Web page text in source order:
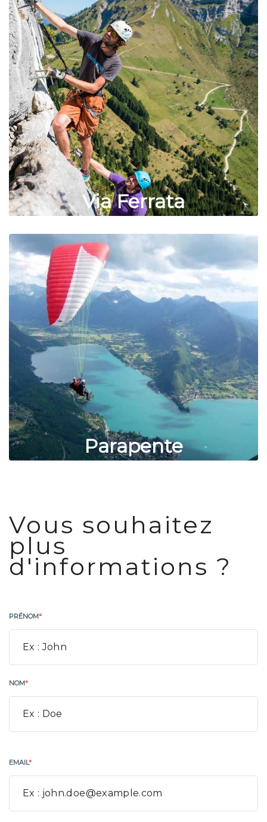
Via Ferrata
Parapente
Vous souhaitez
plus
d'informations ?
PRÉNOM*
NOM*
EMAIL*